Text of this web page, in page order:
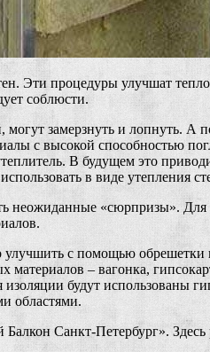
Эти процедуры улучшат
соблюсти.
замерзнуть и лопнуть. А
с высокой способностью
В будущем это
в виде утепления
неожиданные «сюрпризы».
улучшить с помощью
– вагонка,
будут использованы
областями.
Санкт-Петербург». Здесь